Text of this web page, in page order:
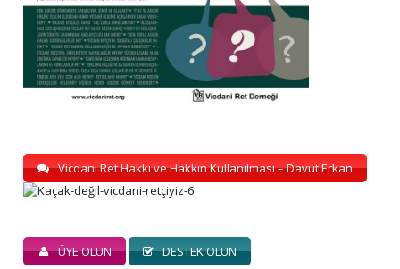
Vicdani Ret Hakkı ve Hakkın Kullanılması – Davut Erkan
ÜYE OLUN DESTEK OLUN